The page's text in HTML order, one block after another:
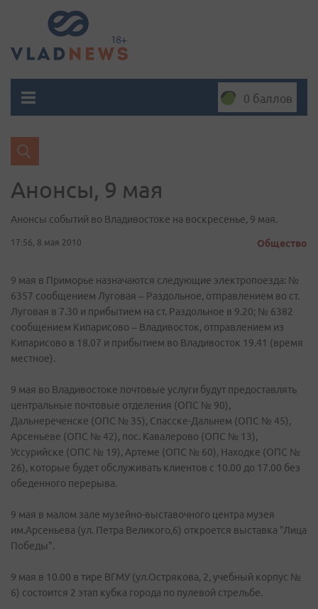
0 баллов
Анонсы, 9 мая
Анонсы событий во Владивостоке на воскресенье, 9 мая.
17:56, 8 мая 2010 Общество
9 мая в Приморье назначаются следующие электропоезда: №
6357 сообщением Луговая – Раздольное, отправлением во ст.
Луговая в 7.30 и прибытием на ст. Раздольное в 9.20; № 6382
сообщением Кипарисово – Владивосток, отправлением из
Кипарисово в 18.07 и прибытием во Владивосток 19.41 (время
местное).
9 мая во Владивостоке почтовые услуги будут предоставлять
центральные почтовые отделения (ОПС № 90),
Дальнереченске (ОПС № 35), Спасске-Дальнем (ОПС № 45),
Арсеньеве (ОПС № 42), пос. Кавалерово (ОПС № 13),
Уссурийске (ОПС № 19), Артеме (ОПС № 60), Находке (ОПС №
26), которые будет обслуживать клиентов с 10.00 до 17.00 без
обеденного перерыва.
9 мая в малом зале музейно-выставочного центра музея
им.Арсеньева (ул. Петра Великого,6) откроется выставка "Лица
Победы".
9 мая в 10.00 в тире ВГМУ (ул.Острякова, 2, учебный корпус №
6) состоится 2 этап кубка города по пулевой стрельбе.